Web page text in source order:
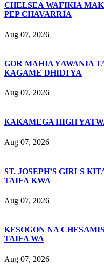
CHELSEA WAFIKIA
PEP CHAVARRÍA
Aug 07, 2026
GOR MAHIA YAWANIA
KAGAME DHIDI YA
Aug 07, 2026
KAKAMEGA HIGH
Aug 07, 2026
ST. JOSEPH’S GIRLS
TAIFA KWA
Aug 07, 2026
KESOGON NA
TAIFA WA
Aug 07, 2026